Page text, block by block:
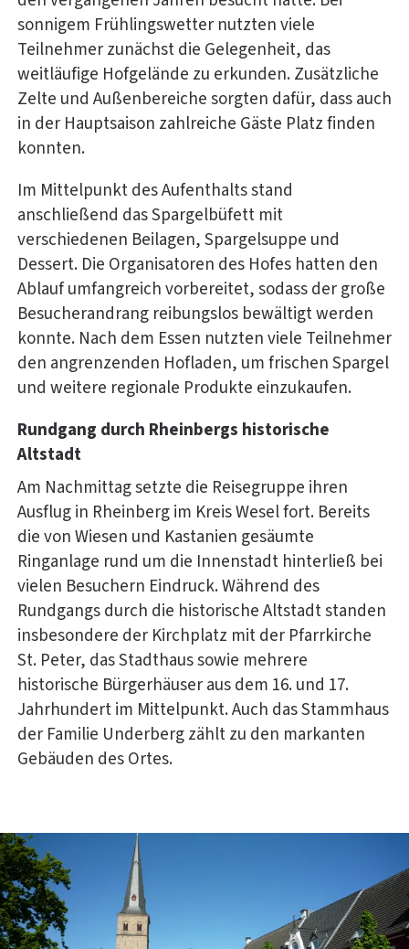
sonnigem Frühlingswetter nutzten viele
Teilnehmer zunächst die Gelegenheit, das
weitläufige Hofgelände zu erkunden. Zusätzliche
Zelte und Außenbereiche sorgten dafür, dass auch
in der Hauptsaison zahlreiche Gäste Platz finden
konnten.
Im Mittelpunkt des Aufenthalts stand
anschließend das Spargelbüfett mit
verschiedenen Beilagen, Spargelsuppe und
Dessert. Die Organisatoren des Hofes hatten den
Ablauf umfangreich vorbereitet, sodass der große
Besucherandrang reibungslos bewältigt werden
konnte. Nach dem Essen nutzten viele Teilnehmer
den angrenzenden Hofladen, um frischen Spargel
und weitere regionale Produkte einzukaufen.
Rundgang durch Rheinbergs historische
Altstadt
Am Nachmittag setzte die Reisegruppe ihren
Ausflug in Rheinberg im Kreis Wesel fort. Bereits
die von Wiesen und Kastanien gesäumte
Ringanlage rund um die Innenstadt hinterließ bei
vielen Besuchern Eindruck. Während des
Rundgangs durch die historische Altstadt standen
insbesondere der Kirchplatz mit der Pfarrkirche
St. Peter, das Stadthaus sowie mehrere
historische Bürgerhäuser aus dem 16. und 17.
Jahrhundert im Mittelpunkt. Auch das Stammhaus
der Familie Underberg zählt zu den markanten
Gebäuden des Ortes.